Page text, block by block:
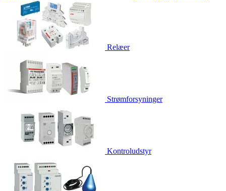
Relæer
Strømforsyninger
Kontroludstyr